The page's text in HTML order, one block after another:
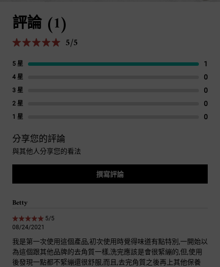
評論 (1)
5 out of 5 stars. 5/5
5 星 1
4 星 0
3 星 0
2 星 0
1 星 0
分享您的評論
與其他人分享您的看法
撰寫評論
Betty
5 out of 5 stars.
5/5
08/24/2021
我是第一次使用這個產品,初次使用時覺得味道有點特別,一開始以
為這個跟其他品牌的去角質一樣,洗完應該是會很緊繃的,但,使用
後發現一點都不緊繃還很舒服,而且,去完角質之後再上其他保養